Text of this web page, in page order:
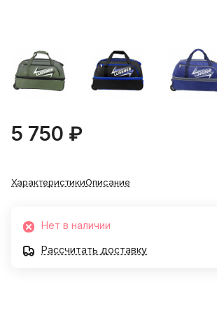
5 750 ₽
ХарактеристикиОписание
Нет в наличии
Рассчитать доставку